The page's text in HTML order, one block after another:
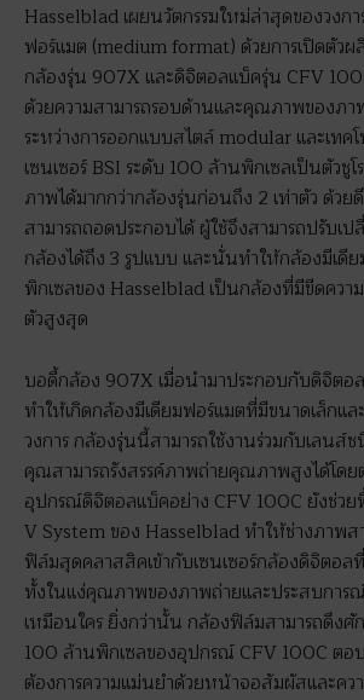
Hasselblad เผยนวัตกรรมใหม่ล่าสุดของวงก
ฟอร์แมต (medium format) ด้วยการเปิดตัว
กล้องรุ่น 907X และดิจิตอลแบ็ครุ่น CFV
ด้วยความสามารถรอบด้านและคุณภาพของภ
ระหว่างการออกแบบสไตล์ modular และเทค
เซนเซอร์ BSI ระดับ 100 ล้านพิกเซลเป็นตัวชูโ
ภาพได้มากกว่ากล้องรุ่นก่อนถึง 2 เท่าตัว ด้วย
สามารถถอดประกอบได้ ผู้ใช้จึงสามารถปรับเป
กล้องได้ถึง 3 รูปแบบ และนั่นทำให้กล้องมีเดี
พิกเซลของ Hasselblad เป็นกล้องที่มีขีดควา
ตัวสูงสุด
บอดี้กล้อง 907X เมื่อนำมาประกอบกับดิจิตอ
ทำให้เกิดกล้องมีเดียมฟอร์แมตที่มีขนาดเล็กแ
วงการ กล้องรุ่นนี้สามารถใช้งานร่วมกับเลนส์
คุณสามารถรังสรรค์ภาพถ่ายคุณภาพสูงได้โด
อุปกรณ์ดิจิตอลแบ็คอย่าง CFV 100C ยังช่ว
V System ของ Hasselblad ทำให้ช่างภาพ
ฟิล์มสุดคลาสสิคเข้ากับเซนเซอร์กล้องดิจิตอ
ทั้งในแง่คุณภาพของภาพถ่ายและประสบการ
เหมือนใคร ยิ่งกว่านั้น กล้องฟิล์มสามารถดึงศั
100 ล้านพิกเซลของอุปกรณ์ CFV 100C ต
ต้องการความแม่นยำด้วยหน้าจอสัมผัสและค